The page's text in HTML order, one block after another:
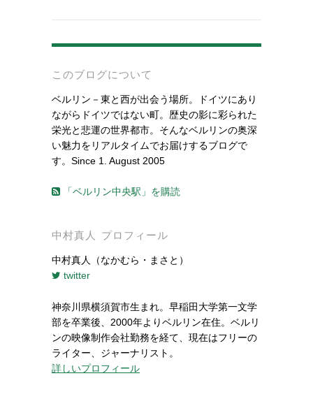
このブログについて
ベルリン－東と西が出会う場所。ドイツにあり
ながらドイツではない町。歴史の影に彩られた
栄光と悲運の世界都市。そんなベルリンの奥深
い魅力をリアルタイムでお届けするブログで
す。Since 1. August 2005
「ベルリン中央駅」を購読
中村真人 プロフィール
中村真人（なかむら・まさと）
twitter
神奈川県横須賀市生まれ。早稲田大学第一文学
部を卒業後、2000年よりベルリン在住。ベルリ
ンの映像制作会社勤務を経て、現在はフリーの
ライター、ジャーナリスト。
詳しいプロフィール